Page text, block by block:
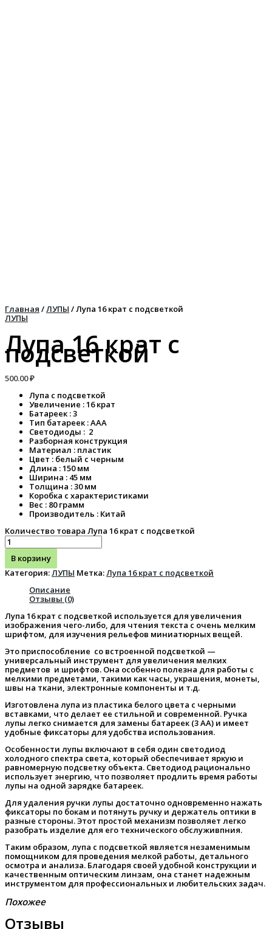
Главная /ЛУПЫ / Лупа 16 крат с подсветкой
ЛУПЫ
Лупа 16 крат с
подсветкой
500.00₽
Лупа с подсветкой
Увеличение : 16 крат
Батареек : 3
Тип батареек : ААА
Светодиоды : 2
Разборная конструкция
Материал : пластик
Цвет : белый с черным
Длина : 150 мм
Ширина : 45 мм
Толщина : 30 мм
Коробка с характеристиками
Вес : 80 грамм
Производитель : Китай
Количество товара Лупа 16 крат с подсветкой
В корзину
Категория:ЛУПЫ Метка:Лупа 16 крат с подсветкой
Описание
Отзывы (0)
Лупа 16 крат с подсветкой используется для увеличения
изображения чего-либо, для чтения текста с очень мелким
шрифтом, для изучения рельефов миниатюрных вещей.
Это приспособление со встроенной подсветкой —
универсальный инструмент для увеличения мелких
предметов и шрифтов. Она особенно полезна для работы с
мелкими предметами, такими как часы, украшения, монеты,
швы на ткани, электронные компоненты и т.д.
Изготовлена лупа из пластика белого цвета с черными
вставками, что делает ее стильной и современной. Ручка
лупы легко снимается для замены батареек (3 АА) и имеет
удобные фиксаторы для удобства использования.
Особенности лупы включают в себя один светодиод
холодного спектра света, который обеспечивает яркую и
равномерную подсветку объекта. Светодиод рационально
использует энергию, что позволяет продлить время работы
лупы на одной зарядке батареек.
Для удаления ручки лупы достаточно одновременно нажать
фиксаторы по бокам и потянуть ручку и держатель оптики в
разные стороны. Этот простой механизм позволяет легко
разобрать изделие для его технического обслуживпния.
Таким образом, лупа с подсветкой является незаменимым
помощником для проведения мелкой работы, детального
осмотра и анализа. Благодаря своей удобной конструкции и
качественным оптическим линзам, она станет надежным
инструментом для профессиональных и любительских задач.
Похожее
Отзывы